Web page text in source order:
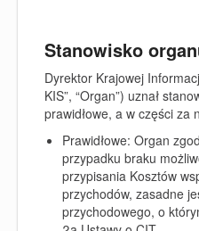
Stanowisko
Dyrektor Krajowej
KIS”, “Organ”) uznał
prawidłowe, a w części za
Prawidłowe: Organ
przypadku braku
przypisania Kosztów
przychodów, zasadne
przychodowego, o